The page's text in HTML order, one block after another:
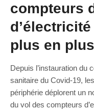
compteurs
plus en
Depuis l’instauration du
sanitaire du Covid-19,
périphérie déplorent un
du vol des compteurs